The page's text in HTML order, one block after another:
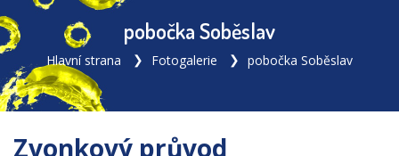
pobočka Soběslav
Hlavní strana Fotogalerie pobočka Soběslav
Zvonkový průvod